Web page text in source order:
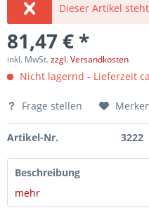
Dieser Artikel
81,47 € *
inkl. MwSt.zzgl. Versandkosten
Nicht lagernd - Lieferzeit
Frage stellen
Artikel-Nr. 3222
Beschreibung
mehr